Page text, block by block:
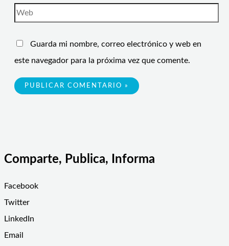
Guarda mi nombre, correo electrónico y web en
este navegador para la próxima vez que comente.
Comparte, Publica, Informa
Facebook
Twitter
LinkedIn
Email